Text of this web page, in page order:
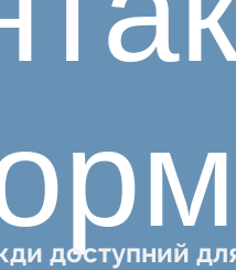
доступний